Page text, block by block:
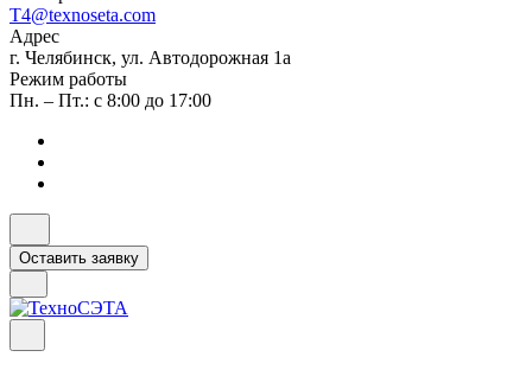
T4@texnoseta.com
Адрес
г. Челябинск, ул. Автодорожная 1а
Режим работы
Пн. – Пт.: с 8:00 до 17:00
Оставить заявку